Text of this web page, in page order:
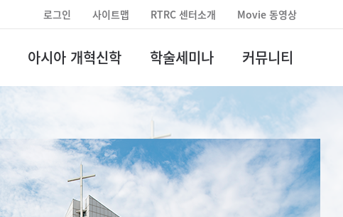
로그인 사이트맵 RTRC 센터소개 Movie 동영상
아시아 개혁신학 학술세미나 커뮤니티